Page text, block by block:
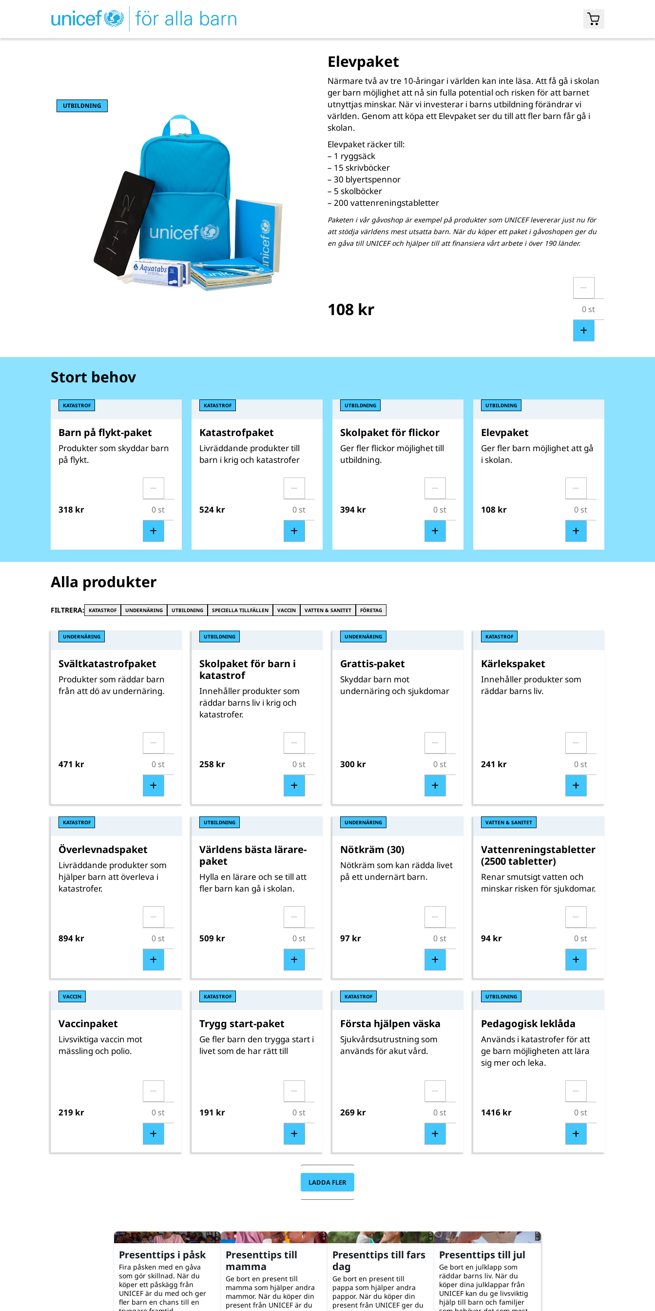
UTBILDNING
Elevpaket
Närmare två av tre 10-åringar i världen kan inte läsa. Att få gå i skolan
ger barn möjlighet att nå sin fulla potential och risken för att barnet
utnyttjas minskar. När vi investerar i barns utbildning förändrar vi
världen. Genom att köpa ett Elevpaket ser du till att fler barn får gå i
skolan.
Elevpaket räcker till:
– 1 ryggsäck
– 15 skrivböcker
– 30 blyertspennor
– 5 skolböcker
– 200 vattenreningstabletter
Paketen i vår gåvoshop är exempel på produkter som UNICEF levererar just nu för
att stödja världens mest utsatta barn. När du köper ett paket i gåvoshopen ger du
en gåva till UNICEF och hjälper till att finansiera vårt arbete i över 190 länder.
108 kr
Stort behov
KATASTROF
Barn på flykt-paket
Produkter som skyddar barn
på flykt.
318 kr
KATASTROF
Katastrofpaket
Livräddande produkter till
barn i krig och katastrofer
524 kr
UTBILDNING
Skolpaket för flickor
Ger fler flickor möjlighet till
utbildning.
394 kr
UTBILDNING
Elevpaket
Ger fler barn möjlighet att gå
i skolan.
108 kr
Alla produkter
FILTRERA: KATASTROF UNDERNÄRING UTBILDNING SPECIELLA TILLFÄLLEN VACCIN VATTEN & SANITET FÖRETAG
UNDERNÄRING
Svältkatastrofpaket
Produkter som räddar barn
från att dö av undernäring.
471 kr
UTBILDNING
Skolpaket för barn i
katastrof
Innehåller produkter som
räddar barns liv i krig och
katastrofer.
258 kr
UNDERNÄRING
Grattis-paket
Skyddar barn mot
undernäring och sjukdomar
300 kr
KATASTROF
Kärlekspaket
Innehåller produkter som
räddar barns liv.
241 kr
KATASTROF
Överlevnadspaket
Livräddande produkter som
hjälper barn att överleva i
katastrofer.
894 kr
UTBILDNING
Världens bästa lärare-
paket
Hylla en lärare och se till att
fler barn kan gå i skolan.
509 kr
UNDERNÄRING
Nötkräm (30)
Nötkräm som kan rädda livet
på ett undernärt barn.
97 kr
VATTEN & SANITET
Vattenreningstabletter
(2500 tabletter)
Renar smutsigt vatten och
minskar risken för sjukdomar.
94 kr
VACCIN
Vaccinpaket
Livsviktiga vaccin mot
mässling och polio.
219 kr
KATASTROF
Trygg start-paket
Ge fler barn den trygga start i
livet som de har rätt till
191 kr
KATASTROF
Första hjälpen väska
Sjukvårdsutrustning som
används för akut vård.
269 kr
UTBILDNING
Pedagogisk leklåda
Används i katastrofer för att
ge barn möjligheten att lära
sig mer och leka.
1416 kr
LADDA FLER
Presenttips i påsk
Fira påsken med en gåva
som gör skillnad. När du
köper ett påskägg från
UNICEF är du med och ger
fler barn en chans till en
© UNICEF/UNI761695/Fashina
Presenttips till
mamma
Ge bort en present till
mamma som hjälper andra
mammor. När du köper din
present från UNICEF är du
Presenttips till fars
dag
Ge bort en present till
pappa som hjälper andra
pappor. När du köper din
present från UNICEF ger du
Presenttips till jul
Ge bort en julklapp som
räddar barns liv. När du
köper dina julklappar från
UNICEF kan du ge livsviktig
hjälp till barn och familjer